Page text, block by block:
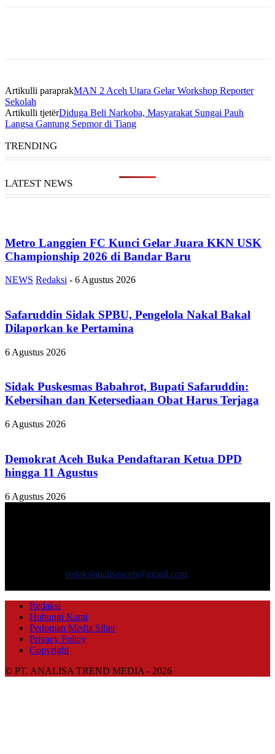
Artikulli paraprakMAN 2 Aceh Utara Gelar Workshop Reporter
Sekolah
Artikulli tjetërDiduga Beli Narkoba, Masyarakat Sungai Pauh
Langsa Gantung Sepmor di Tiang
TRENDING
LATEST NEWS
Metro Langgien FC Kunci Gelar Juara KKN USK
Championship 2026 di Bandar Baru
NEWS Redaksi - 6 Agustus 2026
Safaruddin Sidak SPBU, Pengelola Nakal Bakal
Dilaporkan ke Pertamina
6 Agustus 2026
Sidak Puskesmas Babahrot, Bupati Safaruddin:
Kebersihan dan Ketersediaan Obat Harus Terjaga
6 Agustus 2026
Demokrat Aceh Buka Pendaftaran Ketua DPD
hingga 11 Agustus
6 Agustus 2026
redaksianalisaaceh@gmail.com
Redaksi
Hubungi Kami
Pedoman Media Siber
Privacy Policy
Copyright
© PT. ANALISA TREND MEDIA - 2026